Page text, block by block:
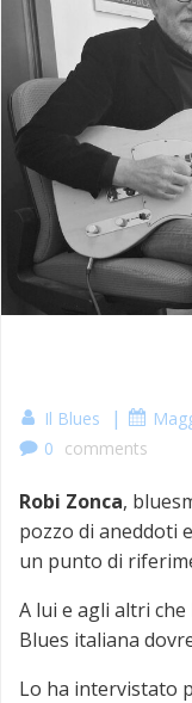
Il Blues |
0 comments
Robi Zonca,
pozzo di aneddoti
un punto di
A lui e agli altri
Blues italiana
Lo ha intervistato